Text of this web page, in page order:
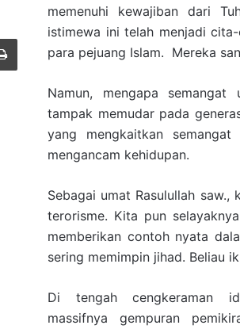
memenuhi kewajiban dari
istimewa ini telah menjadi
para pejuang Islam. Mereka
Namun, mengapa
tampak memudar pada
yang mengkaitkan
mengancam kehidupan.
Sebagai umat Rasulullah
terorisme. Kita pun
memberikan contoh nyata
sering memimpin jihad. Beliau
Di tengah cengkeraman
massifnya gempuran
Print